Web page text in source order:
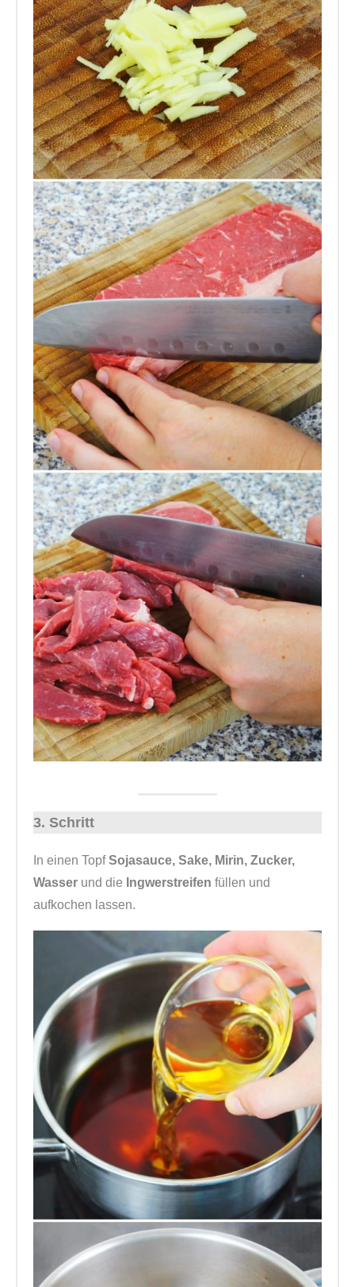
3. Schritt
In einen TopfSojasauce, Sake, Mirin, Zucker,
Wasser und die Ingwerstreifen füllen und
aufkochen lassen.